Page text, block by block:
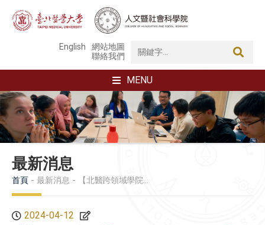
English
網站地圖
聯絡我們
MENU
最新消息
首頁 最新消息 【北醫跨領域學院】2024/04/17（三）顯示科技人因專題講座
2024-04-12